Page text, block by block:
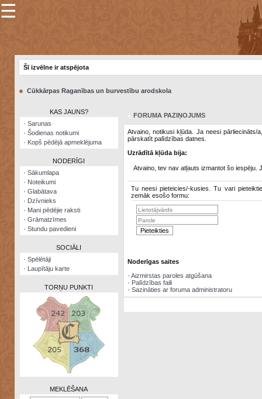
×
Šodienas
notikumi
Visatcera
almanahs
Arhīvs
Zināšanu
☰
Šī izvēlne ir atspējota
● Cūkkārpas Raganības un burvestību arodskola
KAS JAUNS?
· Sarunas
· Šodienas notikumi
· Kopš pēdējā apmeklējuma
NODERĪGI
· Sākumlapa
· Noteikumi
· Glabātava
· Dzīvnieks
· Mani pēdējie raksti
· Grāmatzīmes
· Stundu pavedieni
SOCIĀLI
· Spēlētāji
· Laupītāju karte
TORŅU PUNKTI
MEKLĒŠANA
FORUMA PAZIŅOJUMS
Atvaino, notikusi kļūda. Ja neesi pārliecināts/
pārskatīt palīdzības datnes.
Uzrādītā kļūda bija:
Atvaino, tev nav atļauts izmantot šo iespēju.
Tu neesi pieteicies/-kusies. Tu vari
zemāk esošo formu:
Noderīgas saites
· Aizmirstas paroles atgūšana
· Palīdzības faili
· Sazināties ar foruma administratoru